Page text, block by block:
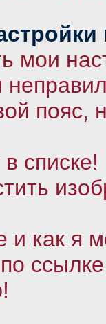
мои
пояс,
списке!
и как я